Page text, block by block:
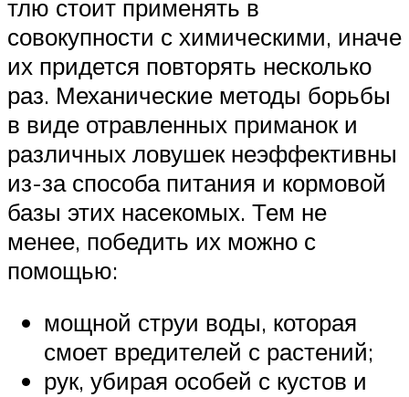
тлю стоит применять в
совокупности с химическими, иначе
их придется повторять несколько
раз. Механические методы борьбы
в виде отравленных приманок и
различных ловушек неэффективны
из-за способа питания и кормовой
базы этих насекомых. Тем не
менее, победить их можно с
помощью:
мощной струи воды, которая
смоет вредителей с растений;
рук, убирая особей с кустов и